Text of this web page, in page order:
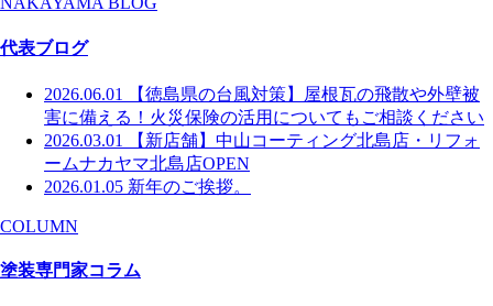
代表ブログ
2026.06.01
【徳島県の台風対策】屋根瓦の飛散や外壁被
害に備える！火災保険の活用についてもご相談ください
2026.03.01
【新店舗】中山コーティング北島店・リフォ
ームナカヤマ北島店OPEN
2026.01.05 新年のご挨拶。
COLUMN
塗装専門家コラム